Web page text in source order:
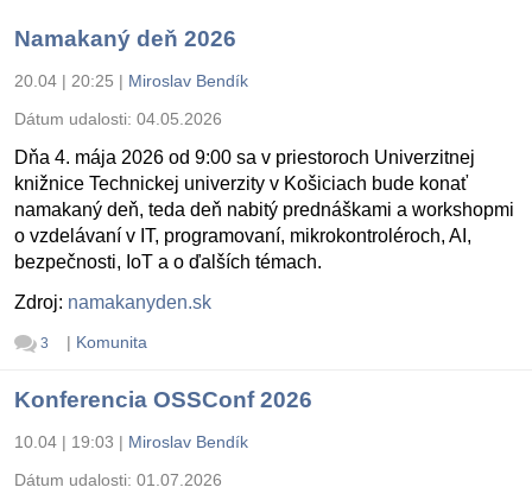
Namakaný deň 2026
20.04 | 20:25 | Miroslav Bendík
Dátum udalosti: 04.05.2026
Dňa 4. mája 2026 od 9:00 sa v priestoroch Univerzitnej
knižnice Technickej univerzity v Košiciach bude konať
namakaný deň, teda deň nabitý prednáškami a workshopmi
o vzdelávaní v IT, programovaní, mikrokontroléroch, AI,
bezpečnosti, IoT a o ďalších témach.
Zdroj: namakanyden.sk
3 | Komunita
Konferencia OSSConf 2026
10.04 | 19:03 | Miroslav Bendík
Dátum udalosti: 01.07.2026